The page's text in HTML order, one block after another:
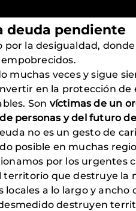
deuda pendiente
la desigualdad,
muchas veces y sigue
en la protección
Son víctimas de un
personas y del futuro
no es un gesto de
posible en muchas
por los urgentes
que destruye la
locales a lo largo y
destruyen